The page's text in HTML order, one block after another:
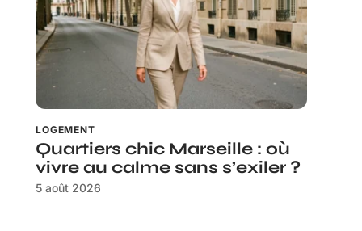
LOGEMENT
Quartiers chic Marseille : où
vivre au calme sans s’exiler ?
5 août 2026